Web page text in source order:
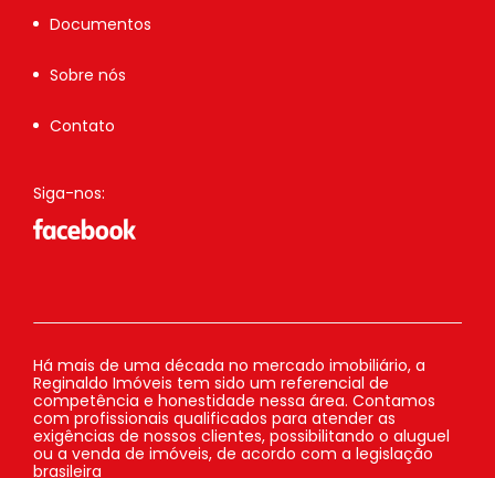
Documentos
Sobre nós
Contato
Siga-nos:
Há mais de uma década no mercado imobiliário, a
Reginaldo Imóveis tem sido um referencial de
competência e honestidade nessa área. Contamos
com profissionais qualificados para atender as
exigências de nossos clientes, possibilitando o aluguel
ou a venda de imóveis, de acordo com a legislação
brasileira